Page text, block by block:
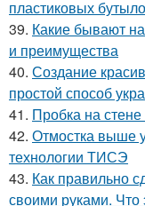
пластиковых
39. Какие бывают
и преимущества
40. Создание
простой способ
41. Пробка на
42. Отмостка выше
технологии ТИСЭ
43. Как правильно
своими руками. Что